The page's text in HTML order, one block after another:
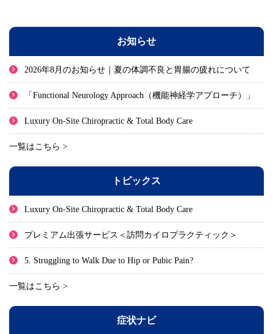
お知らせ
2026年8月のお知らせ｜夏の体調不良と胃腸の疲れについて
「Functional Neurology Approach（機能神経学アプローチ）」
Luxury On-Site Chiropractic & Total Body Care
一覧はこちら >
トピックス
Luxury On-Site Chiropractic & Total Body Care
プレミアム出張サービス＜訪問カイロプラクティック＞
5. Struggling to Walk Due to Hip or Pubic Pain?
一覧はこちら >
症状ナビ